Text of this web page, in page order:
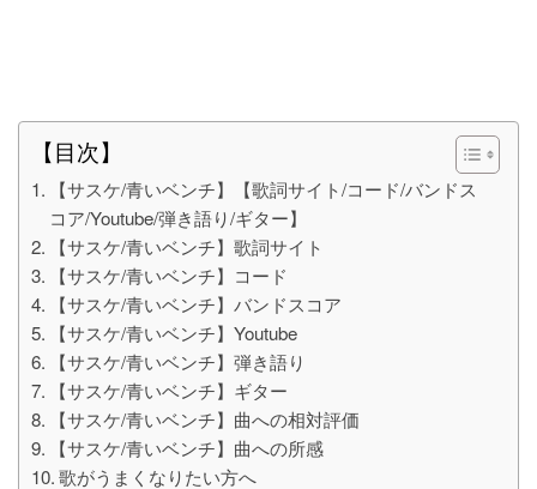
【目次】
【サスケ/青いベンチ】【歌詞サイト/コード/バンドス
コア/Youtube/弾き語り/ギター】
【サスケ/青いベンチ】歌詞サイト
【サスケ/青いベンチ】コード
【サスケ/青いベンチ】バンドスコア
【サスケ/青いベンチ】Youtube
【サスケ/青いベンチ】弾き語り
【サスケ/青いベンチ】ギター
【サスケ/青いベンチ】曲への相対評価
【サスケ/青いベンチ】曲への所感
歌がうまくなりたい方へ